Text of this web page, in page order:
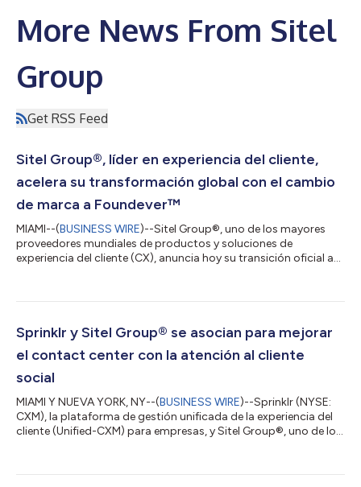
More News From Sitel
Group
Get RSS Feed
Sitel Group®, líder en experiencia del cliente,
acelera su transformación global con el cambio
de marca a Foundever™
MIAMI--(BUSINESS WIRE)--Sitel Group®, uno de los mayores
proveedores mundiales de productos y soluciones de
experiencia del cliente (CX), anuncia hoy su transición oficial a
tres principales proveedores de CX en el mundo. El cambio de
la innovación, el dinamismo y la mejor prestación de
experiencia del cliente. “El s...
Sprinklr y Sitel Group® se asocian para mejorar
el contact center con la atención al cliente
social
MIAMI Y NUEVA YORK, NY--(BUSINESS WIRE)--Sprinklr (NYSE:
CXM), la plataforma de gestión unificada de la experiencia del
cliente (Unified-CXM) para empresas, y Sitel Group®, uno de los
partnership que ayudará a las empresas a mejorar la atención